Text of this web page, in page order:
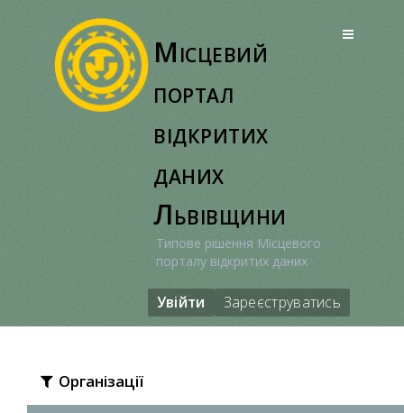
Місцевий
портал
відкритих
даних
Львівщини
Типове рішення Місцевого
порталу відкритих даних
Увійти Зареєструватись
Організації